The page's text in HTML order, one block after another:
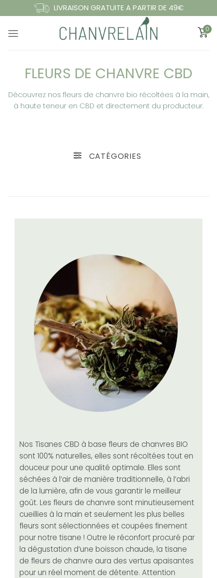
au
contenu
LIVRAISON GRATUITE A PARTIR DE 49€
0
FLEURS DE CHANVRE CBD
Découvrez nos fleurs de chanvre bio récoltées à la main,
à haute teneur en CBD et directement du producteur.
Nos Tisanes CBD à base fleurs de chanvres BIO
sont 100% naturelles, elles sont récoltées tout en
douceur pour une qualité optimale. Elles sont
séchées à l’air de manière traditionnelle, à l’abri
de la lumière, afin de vous garantir le meilleur
goût. Les fleurs de chanvre sont minutieusement
cueillies à la main et seulement les plus belles
fleurs sont sélectionnées et coupées finement
pour notre tisane ! Outre le réconfort procuré par
la dégustation d’une boisson chaude, la tisane
de fleurs de chanvre aura des vertus apaisantes
pour un réel moment de détente. Attention